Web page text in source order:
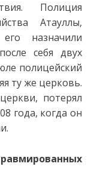
Полиция
Атауллы,
назначили
себя двух
полицейский
ту же церковь.
потерял
года, когда он